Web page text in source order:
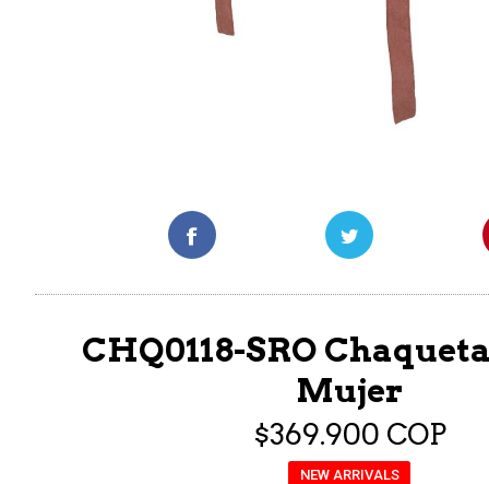
CHQ0118-SRO
Mujer
$369.900 COP
NEW ARRIVALS